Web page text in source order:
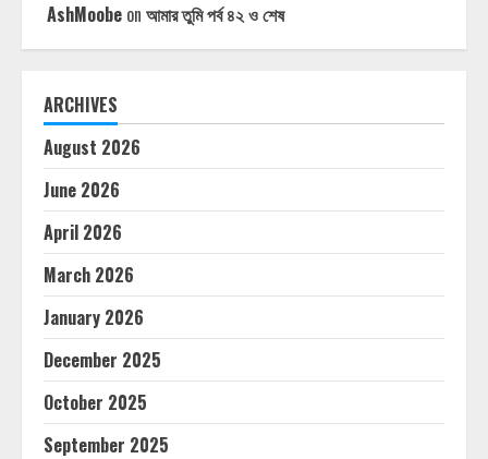
AshMoobe on আমার তুমি পর্ব ৪২ ও শেষ
ARCHIVES
August 2026
June 2026
April 2026
March 2026
January 2026
December 2025
October 2025
September 2025